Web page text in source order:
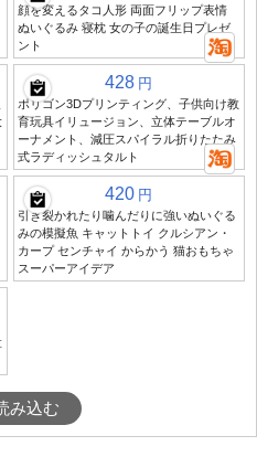
顔を変えるタコ人形 両面フリップ表情
ぬいぐるみ 寝枕 女の子の誕生日プレゼ
ント
428 円
ポリゴン3Dプリンティング、子供向け教
育玩具イリュージョン、立体テーブルオ
ーナメント、減圧スパイラル折りたたみ
式ラディッシュタルト
420 円
引き裂かれたり噛んだりに強いぬいぐる
みの模擬魚 キャットトイ クルシアン・
カープ センチャイ からかう 猫おもちゃ
スーパーアイデア
み込む